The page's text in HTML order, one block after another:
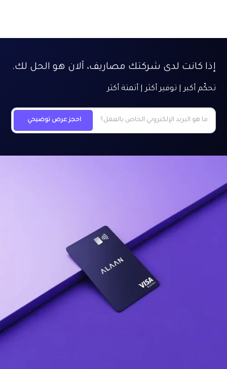
إذا كانت لدى شركتك مصاريف، آلان هو الحل لك.
تحكّم أكبر | توفير أكثر | أتمتة أكثر